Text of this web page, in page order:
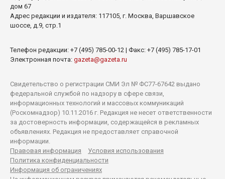
дом 67
Адрес редакции и издателя: 117105, г. Москва, Варшавское
шоссе, д.9, стр.1
Телефон редакции: +7 (495) 785-00-12 | Факс: +7 (495) 785-17-01
Электронная почта: gazeta@gazeta.ru
Свидетельство о регистрации СМИ Эл № ФС77-67642 выдано
федеральной службой по надзору в сфере связи,
информационных технологий и массовых коммуникаций
(Роскомнадзор) 10.11.2016 г. Редакция не несет ответственности
за достоверность информации, содержащейся в рекламных
объявлениях. Редакция не предоставляет справочной
информации.
Правовая информация
Условия использования
Политика конфиденциальности
Информация об ограничениях